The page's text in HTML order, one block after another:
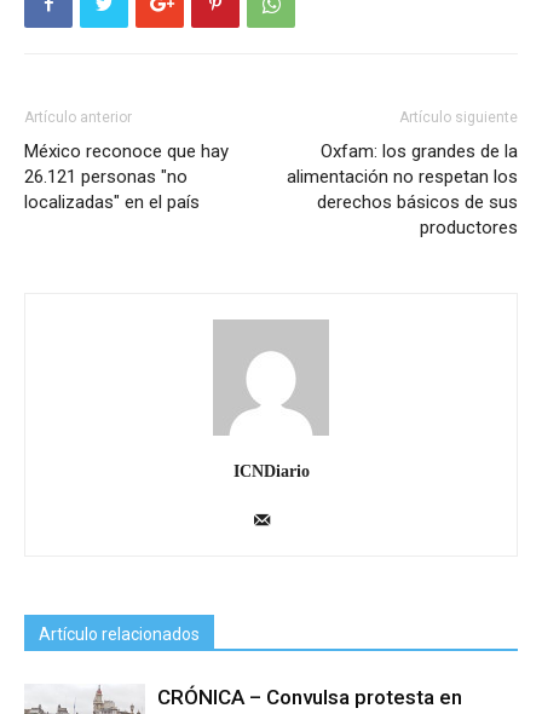
Artículo anterior
México reconoce que hay
26.121 personas "no
localizadas" en el país
Artículo siguiente
Oxfam: los grandes de la
alimentación no respetan los
derechos básicos de sus
productores
ICNDiario
Artículo relacionados
CRÓNICA – Convulsa protesta en